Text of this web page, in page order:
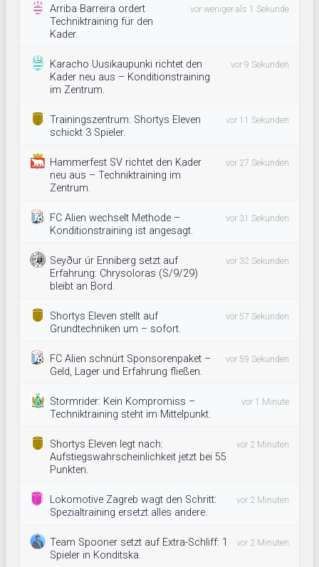
Arriba Barreira ordert
Techniktraining für den
Kader.
vor weniger als 1 Sekunde
Karacho Uusikaupunki richtet den
Kader neu aus – Konditionstraining
im Zentrum.
vor 9 Sekunden
Trainingszentrum: Shortys Eleven
schickt 3 Spieler.
vor 11 Sekunden
Hammerfest SV richtet den Kader
neu aus – Techniktraining im
Zentrum.
vor 27 Sekunden
FC Alien wechselt Methode –
Konditionstraining ist angesagt.
vor 31 Sekunden
Seyður úr Enniberg setzt auf
Erfahrung: Chrysoloras (S/9/29)
bleibt an Bord.
vor 32 Sekunden
Shortys Eleven stellt auf
Grundtechniken um – sofort.
vor 57 Sekunden
FC Alien schnürt Sponsorenpaket –
Geld, Lager und Erfahrung fließen.
vor 59 Sekunden
Stormrider: Kein Kompromiss –
Techniktraining steht im Mittelpunkt.
vor 1 Minute
Shortys Eleven legt nach:
Aufstiegswahrscheinlichkeit jetzt bei 55
Punkten.
vor 2 Minuten
Lokomotive Zagreb wagt den Schritt:
Spezialtraining ersetzt alles andere.
vor 2 Minuten
Team Spooner setzt auf Extra-Schliff: 1
Spieler in Konditska.
vor 2 Minuten